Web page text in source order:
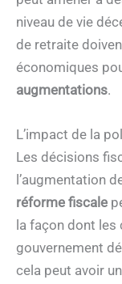
niveau de vie
de retraite
économiques
augmentations.
L’impact de la
Les décisions
l’augmentation
réforme fiscale
la façon dont
gouvernement
cela peut avoir